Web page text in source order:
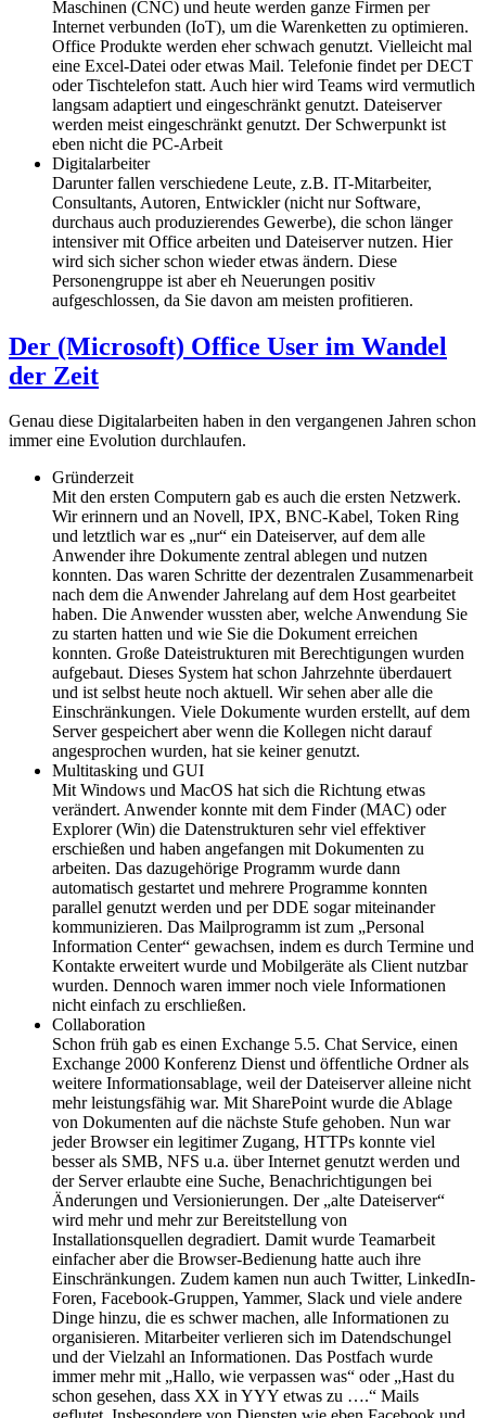
Maschinen (CNC) und heute werden ganze Firmen per
Internet verbunden (IoT), um die Warenketten zu optimieren.
Office Produkte werden eher schwach genutzt. Vielleicht mal
eine Excel-Datei oder etwas Mail. Telefonie findet per DECT
oder Tischtelefon statt. Auch hier wird Teams wird vermutlich
langsam adaptiert und eingeschränkt genutzt. Dateiserver
werden meist eingeschränkt genutzt. Der Schwerpunkt ist
eben nicht die PC-Arbeit
Digitalarbeiter
Darunter fallen verschiedene Leute, z.B. IT-Mitarbeiter,
Consultants, Autoren, Entwickler (nicht nur Software,
durchaus auch produzierendes Gewerbe), die schon länger
intensiver mit Office arbeiten und Dateiserver nutzen. Hier
wird sich sicher schon wieder etwas ändern. Diese
Personengruppe ist aber eh Neuerungen positiv
aufgeschlossen, da Sie davon am meisten profitieren.
Der (Microsoft) Office User im Wandel
der Zeit
Genau diese Digitalarbeiten haben in den vergangenen Jahren schon
immer eine Evolution durchlaufen.
Gründerzeit
Mit den ersten Computern gab es auch die ersten Netzwerk.
Wir erinnern und an Novell, IPX, BNC-Kabel, Token Ring
und letztlich war es „nur“ ein Dateiserver, auf dem alle
Anwender ihre Dokumente zentral ablegen und nutzen
konnten. Das waren Schritte der dezentralen Zusammenarbeit
nach dem die Anwender Jahrelang auf dem Host gearbeitet
haben. Die Anwender wussten aber, welche Anwendung Sie
zu starten hatten und wie Sie die Dokument erreichen
konnten. Große Dateistrukturen mit Berechtigungen wurden
aufgebaut. Dieses System hat schon Jahrzehnte überdauert
und ist selbst heute noch aktuell. Wir sehen aber alle die
Einschränkungen. Viele Dokumente wurden erstellt, auf dem
Server gespeichert aber wenn die Kollegen nicht darauf
angesprochen wurden, hat sie keiner genutzt.
Multitasking und GUI
Mit Windows und MacOS hat sich die Richtung etwas
verändert. Anwender konnte mit dem Finder (MAC) oder
Explorer (Win) die Datenstrukturen sehr viel effektiver
erschießen und haben angefangen mit Dokumenten zu
arbeiten. Das dazugehörige Programm wurde dann
automatisch gestartet und mehrere Programme konnten
parallel genutzt werden und per DDE sogar miteinander
kommunizieren. Das Mailprogramm ist zum „Personal
Information Center“ gewachsen, indem es durch Termine und
Kontakte erweitert wurde und Mobilgeräte als Client nutzbar
wurden. Dennoch waren immer noch viele Informationen
nicht einfach zu erschließen.
Collaboration
Schon früh gab es einen Exchange 5.5. Chat Service, einen
Exchange 2000 Konferenz Dienst und öffentliche Ordner als
weitere Informationsablage, weil der Dateiserver alleine nicht
mehr leistungsfähig war. Mit SharePoint wurde die Ablage
von Dokumenten auf die nächste Stufe gehoben. Nun war
jeder Browser ein legitimer Zugang, HTTPs konnte viel
besser als SMB, NFS u.a. über Internet genutzt werden und
der Server erlaubte eine Suche, Benachrichtigungen bei
Änderungen und Versionierungen. Der „alte Dateiserver“
wird mehr und mehr zur Bereitstellung von
Installationsquellen degradiert. Damit wurde Teamarbeit
einfacher aber die Browser-Bedienung hatte auch ihre
Einschränkungen. Zudem kamen nun auch Twitter, LinkedIn-
Foren, Facebook-Gruppen, Yammer, Slack und viele andere
Dinge hinzu, die es schwer machen, alle Informationen zu
organisieren. Mitarbeiter verlieren sich im Datendschungel
und der Vielzahl an Informationen. Das Postfach wurde
immer mehr mit „Hallo, wie verpassen was“ oder „Hast du
schon gesehen, dass XX in YYY etwas zu ….“ Mails